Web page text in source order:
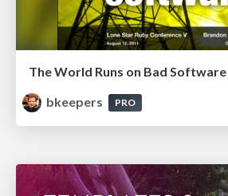
The World Runs on Bad Software
bkeepers
PRO